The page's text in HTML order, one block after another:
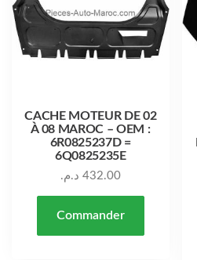
CACHE MOTEUR DE 02
À 08 MAROC – OEM :
6R0825237D =
6Q0825235E
432.00 د.م.
Commander